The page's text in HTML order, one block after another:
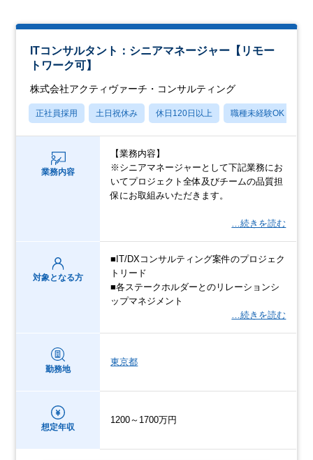
ITコンサルタント：シニアマネージャー【リモー
トワーク可】
株式会社アクティヴァーチ・コンサルティング
正社員採用 土日祝休み 休日120日以上 職種未経験OK
業務内容
【業務内容】
※シニアマネージャーとして下記業務にお
いてプロジェクト全体及びチームの品質担
保にお取組みいただきます。
…続きを読む
対象となる方
■IT/DXコンサルティング案件のプロジェク
トリード
■各ステークホルダーとのリレーションシ
ップマネジメント
…続きを読む
勤務地
東京都
想定年収
1200～1700万円